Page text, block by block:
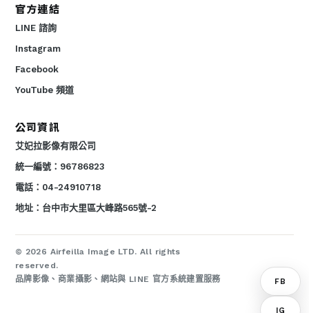
官方連結
LINE 諮詢
Instagram
Facebook
YouTube 頻道
公司資訊
艾妃拉影像有限公司
統一編號：96786823
電話：04-24910718
地址：台中市大里區大峰路565號-2
© 2026 Airfeilla Image LTD. All rights
reserved.
品牌影像、商業攝影、網站與 LINE 官方系統建置服務
FB
IG